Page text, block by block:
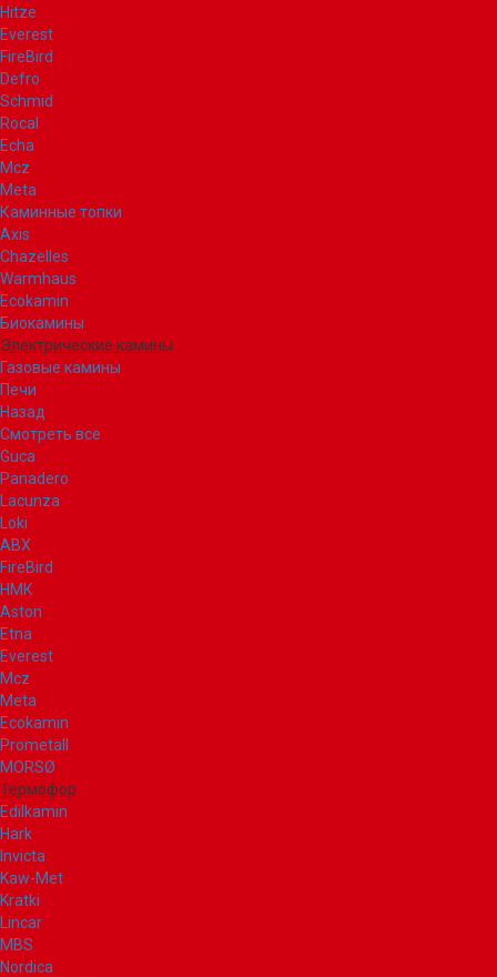
Hitze
Everest
FireBird
Defro
Schmid
Rocal
Echa
Mcz
Meta
Каминные топки
Axis
Chazelles
Warmhaus
Ecokamin
Биокамины
Электрические камины
Газовые камины
Печи
Назад
Смотреть все
Guca
Panadero
Lacunza
Loki
ABX
FireBird
НМК
Aston
Etna
Everest
Mcz
Meta
Ecokamin
Prometall
MORSØ
Термофор
Edilkamin
Hark
Invicta
Kaw-Met
Kratki
Lincar
MBS
Nordica